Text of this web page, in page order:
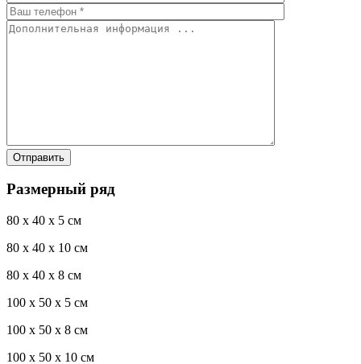
Размерный ряд
80 x 40 x 5 см
80 x 40 x 10 см
80 x 40 x 8 см
100 x 50 x 5 см
100 х 50 х 8 см
100 x 50 x 10 см